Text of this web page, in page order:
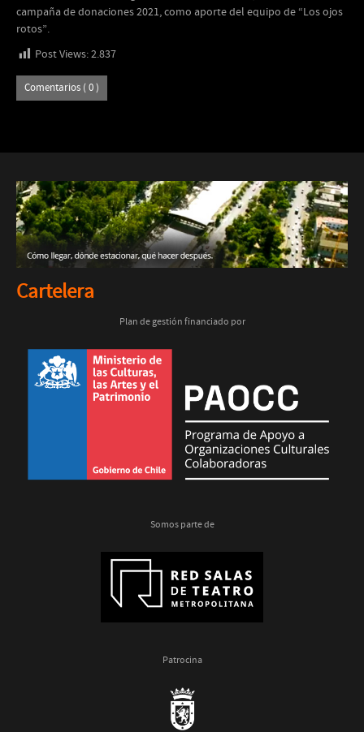
campaña de donaciones 2021, como aporte del equipo de “Los ojos
rotos”.
Post Views:2.837
Comentarios ( 0 )
Cartelera
Plan de gestión financiado por
Somos parte de
Patrocina